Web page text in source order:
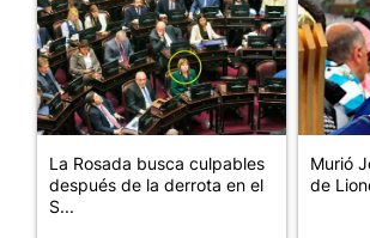
La Rosada busca culpables
después de la derrota en el
S...
Murió
de